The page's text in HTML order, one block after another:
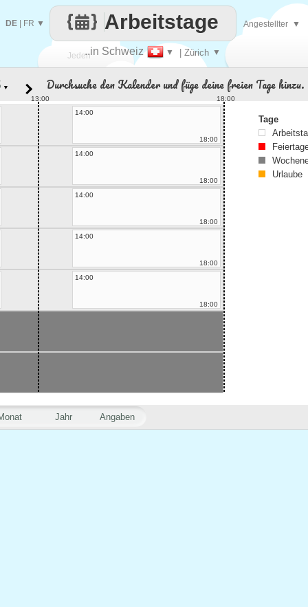
Jeden..in Schweiz ▼ | Zürich ▼
Arbeitstage
DE FR ▼ Angestellter ▼
Jahr Angaben
▼ Durchsuche den Kalender und füge deine freien Tage hinzu.
13:00
18:00
14:00
18:00
14:00
18:00
14:00
18:00
14:00
18:00
14:00
18:00
Tage
Urlaube